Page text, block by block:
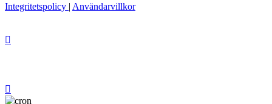
Integritetspolicy | Användarvillkor